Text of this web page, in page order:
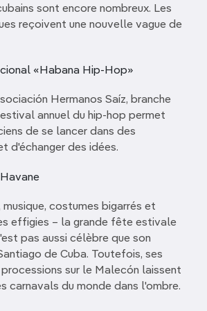
sont encore nombreux. Les
reçoivent une nouvelle vague de
«Habana Hip-Hop»
Hermanos Saíz, branche
annuel du hip-hop permet
de se lancer dans des
d'échanger des idées.
musique, costumes bigarrés et
effigies – la grande fête estivale
pas aussi célèbre que son
de Cuba. Toutefois, ses
sur le Malecón laissent
carnavals du monde dans l'ombre.